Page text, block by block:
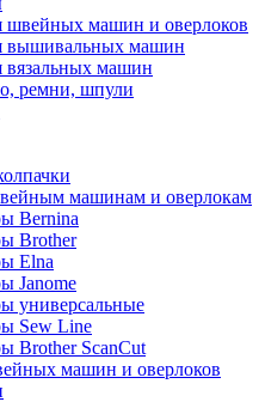
швейных машин и оверлоков
вышивальных машин
вязальных машин
ремни, шпули
машинам и оверлокам
Bernina
Brother
Elna
Janome
универсальные
Sew Line
Brother ScanCut
машин и оверлоков